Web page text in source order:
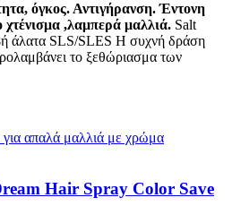
όγκος. Αντιγήρανση. Έντονη
,λαμπερά μαλλιά. Salt
άλατα SLS/SLES Η συχνή δράση
το ξεθώριασμα των
Hair Spray Color Save